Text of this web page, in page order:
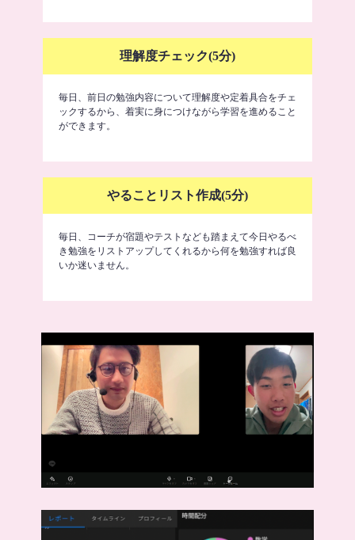
理解度チェック(5分)
毎日、前日の勉強内容について理解度や定着具合をチェ
ックするから、着実に身につけながら学習を進めること
ができます。
やることリスト作成(5分)
毎日、コーチが宿題やテストなども踏まえて今日やるべ
き勉強をリストアップしてくれるから何を勉強すれば良
いか迷いません。